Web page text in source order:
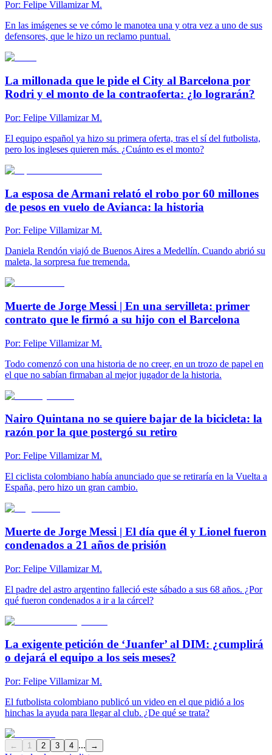
Por: Felipe Villamizar M.
En las imágenes se ve cómo le manotea una y otra vez a uno de sus
defensores, que le hizo un reclamo puntual.
La millonada que le pide el City al Barcelona por
Rodri y el monto de la contraoferta: ¿lo lograrán?
Por: Felipe Villamizar M.
El equipo español ya hizo su primera oferta, tras el sí del futbolista,
pero los ingleses quieren más. ¿Cuánto es el monto?
La esposa de Armani relató el robo por 60 millones
de pesos en vuelo de Avianca: la historia
Por: Felipe Villamizar M.
Daniela Rendón viajó de Buenos Aires a Medellín. Cuando abrió su
maleta, la sorpresa fue tremenda.
Muerte de Jorge Messi | En una servilleta: primer
contrato que le firmó a su hijo con el Barcelona
Por: Felipe Villamizar M.
Todo comenzó con una historia de no creer, en un trozo de papel en
el que no sabían firmaban al mejor jugador de la historia.
Nairo Quintana no se quiere bajar de la bicicleta: la
razón por la que postergó su retiro
Por: Felipe Villamizar M.
El ciclista colombiano había anunciado que se retiraría en la Vuelta a
España, pero hizo un gran cambio.
Muerte de Jorge Messi | El día que él y Lionel fueron
condenados a 21 años de prisión
Por: Felipe Villamizar M.
El padre del astro argentino falleció este sábado a sus 68 años. ¿Por
qué fueron condenados a ir a la cárcel?
La exigente petición de ‘Juanfer’ al DIM: ¿cumplirá
o dejará el equipo a los seis meses?
Por: Felipe Villamizar M.
El futbolista colombiano publicó un video en el que pidió a los
hinchas la ayuda para llegar al club. ¿De qué se trata?
← 1 2 3 4 ... →